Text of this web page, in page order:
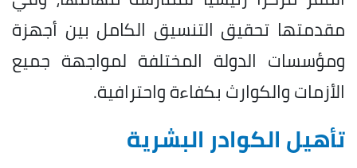
مقدمتها تحقيق التنسيق الكامل بين أجهزة
ومؤسسات الدولة المختلفة لمواجهة جميع
الأزمات والكوارث بكفاءة واحترافية.
تأهيل الكوادر البشرية